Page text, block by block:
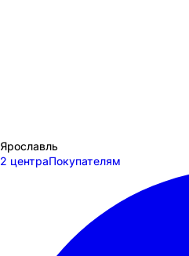
Ярославль
2 центраПокупателям